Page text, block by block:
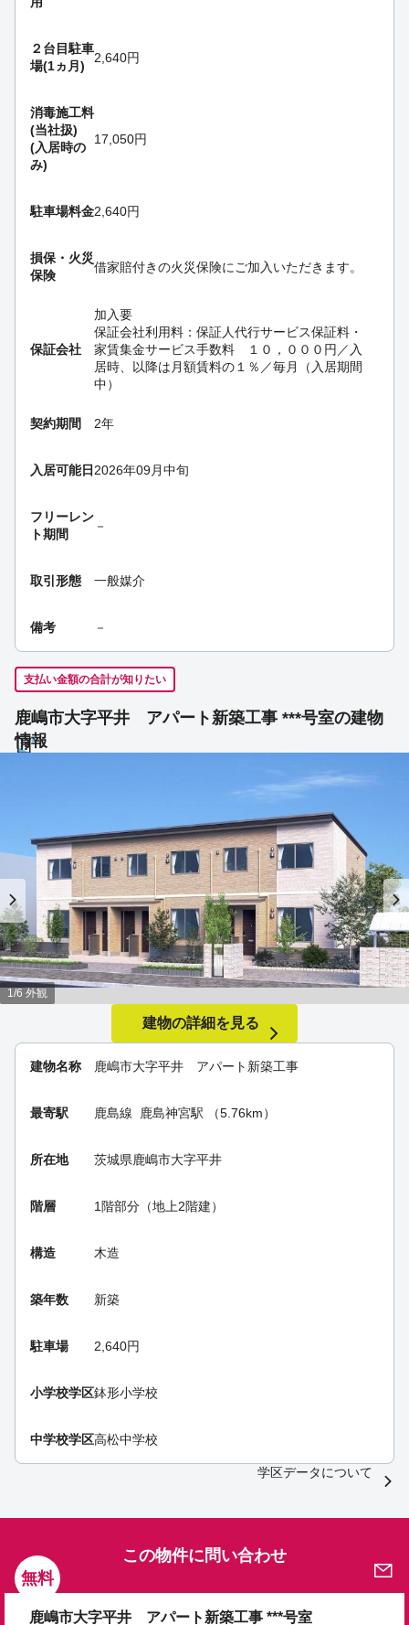
２台目駐車
場(1ヵ月)
2,640円
消毒施工料
(当社扱)
(入居時の
み)
17,050円
駐車場料金2,640円
損保・ 火災
保険
借家賠付きの火災保険にご加入いただきます。
保証会社
加入要
保証会社利用料：保証人代行サービス保証料・
家賃集金サービス手数料 １０，０００円／入
居時、以降は月額賃料の１％／毎月（入居期間
中）
契約期間 2年
入居可能日2026年09月中旬
フリーレン
ト期間
－
取引形態 一般媒介
備考 －
支払い金額の合計が知りたい
鹿嶋市大字平井 アパート新築工事 ***号室の建物
情報
建物名称 鹿嶋市大字平井 アパート新築工事
最寄駅 鹿島線 鹿島神宮駅 （5.76km）
所在地 茨城県鹿嶋市大字平井
階層 1階部分（地上2階建）
構造 木造
築年数 新築
駐車場 2,640円
小学校学区鉢形小学校
中学校学区高松中学校
1/6 外観
建物の詳細を見る
学区データについて
無料
この物件に問い合わせ
鹿嶋市大字平井 アパート新築工事 ***号室